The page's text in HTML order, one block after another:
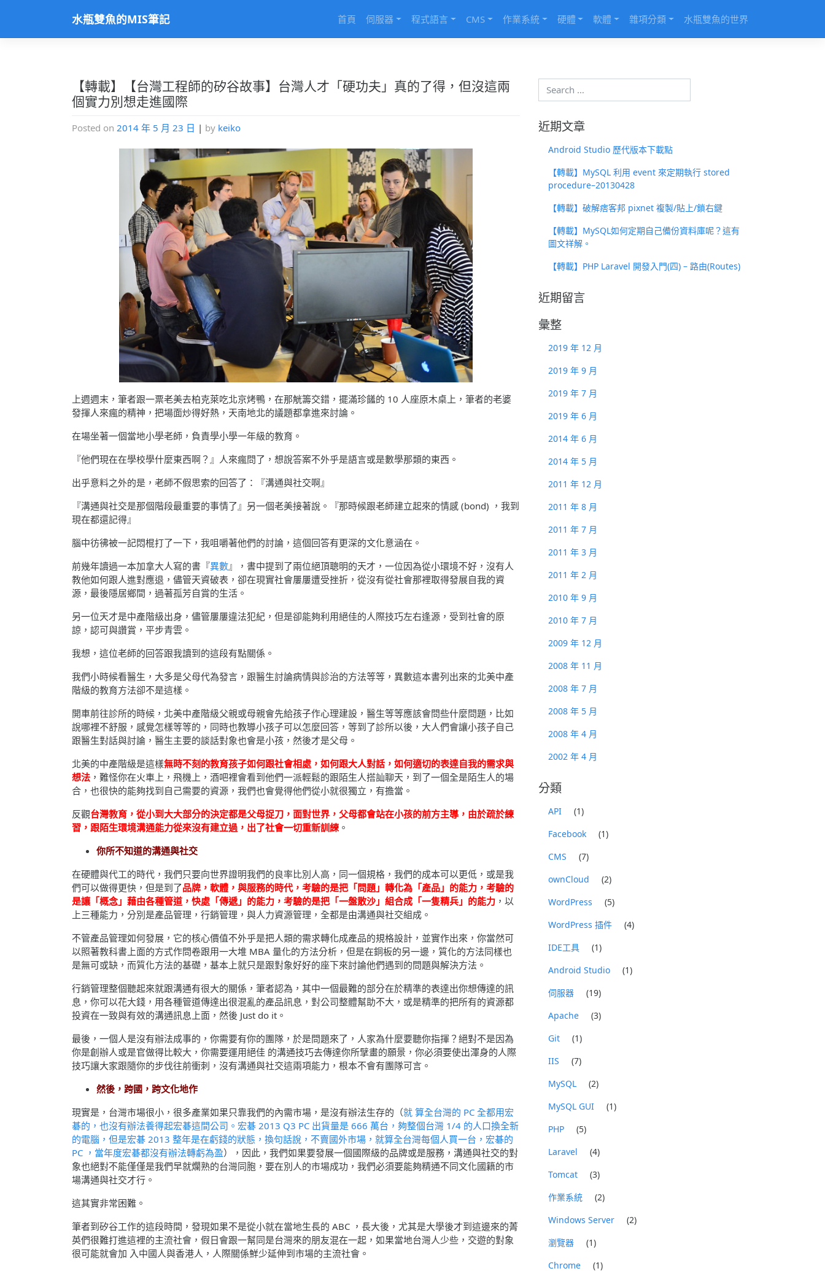
水瓶雙魚的MIS筆記 首頁 伺服器 程式語言 CMS 作業系統 硬體 軟體 雜項分類 水瓶雙魚的世界
【轉載】【台灣工程師的矽谷故事】台灣人才「硬功夫」真的了得，但沒這兩
個實力別想走進國際
Posted on 2014 年 5 月 23 日 | by keiko
上週週末，筆者跟一票老美去柏克萊吃北京烤鴨，在那觥籌交錯，擺滿珍饈的 10 人座原木桌上，筆者的老婆
發揮人來瘋的精神，把場面炒得好熱，天南地北的議題都拿進來討論。
在場坐著一個當地小學老師，負責學小學一年級的教育。
『他們現在在學校學什麼東西啊？』人來瘋問了，想說答案不外乎是語言或是數學那類的東西。
出乎意料之外的是，老師不假思索的回答了：『溝通與社交啊』
『溝通與社交是那個階段最重要的事情了』另一個老美接著說。『那時候跟老師建立起來的情感 (bond) ，我到
現在都還記得』
腦中彷彿被一記悶棍打了一下，我咀嚼著他們的討論，這個回答有更深的文化意涵在。
前幾年讀過一本加拿大人寫的書『異數』，書中提到了兩位絕頂聰明的天才，一位因為從小環境不好，沒有人
教他如何跟人進對應退，儘管天資破表，卻在現實社會屢屢遭受挫折，從沒有從社會那裡取得發展自我的資
源，最後隱居鄉間，過著孤芳自賞的生活。
另一位天才是中產階級出身，儘管屢屢違法犯紀，但是卻能夠利用絕佳的人際技巧左右逢源，受到社會的原
諒，認可與讚賞，平步青雲。
我想，這位老師的回答跟我讀到的這段有點關係。
我們小時候看醫生，大多是父母代為發言，跟醫生討論病情與診治的方法等等，異數這本書列出來的北美中產
階級的教育方法卻不是這樣。
開車前往診所的時候，北美中產階級父親或母親會先給孩子作心理建設，醫生等等應該會問些什麼問題，比如
說哪裡不舒服，感覺怎樣等等的，同時也教導小孩子可以怎麼回答，等到了診所以後，大人們會讓小孩子自己
跟醫生對話與討論，醫生主要的談話對象也會是小孩，然後才是父母。
北美的中產階級是這樣無時不刻的教育孩子如何跟社會相處，如何跟大人對話，如何適切的表達自我的需求與
想法 ，難怪你在火車上，飛機上，酒吧裡會看到他們一派輕鬆的跟陌生人搭訕聊天，到了一個全是陌生人的場
合，也很快的能夠找到自己需要的資源，我們也會覺得他們從小就很獨立，有擔當。
反觀台灣教育，從小到大大部分的決定都是父母捉刀，面對世界，父母都會站在小孩的前方主導，由於疏於練
習，跟陌生環境溝通能力從來沒有建立過，出了社會一切重新訓練 。
你所不知道的溝通與社交
在硬體與代工的時代，我們只要向世界證明我們的良率比別人高，同一個規格，我們的成本可以更低，或是我
們可以做得更快，但是到了品牌，軟體，與服務的時代，考驗的是把「問題」轉化為「產品」的能力，考驗的
是讓「概念」藉由各種管道，快處「傳遞」的能力，考驗的是把「一盤散沙」組合成「一隻精兵」的能力 ，以
上三種能力，分別是產品管理，行銷管理，與人力資源管理，全都是由溝通與社交組成。
不管產品管理如何發展，它的核心價值不外乎是把人類的需求轉化成產品的規格設計，並實作出來，你當然可
以照著教科書上面的方式作問卷跟用一大堆 MBA 量化的方法分析，但是在銅板的另一邊，質化的方法同樣也
是無可或缺，而質化方法的基礎，基本上就只是跟對象好好的座下來討論他們遇到的問題與解決方法。
行銷管理整個聽起來就跟溝通有很大的關係，筆者認為，其中一個最難的部分在於精準的表達出你想傳達的訊
息，你可以花大錢，用各種管道傳達出很混亂的產品訊息，對公司整體幫助不大，或是精準的把所有的資源都
投資在一致與有效的溝通訊息上面，然後 Just do it。
最後，一個人是沒有辦法成事的，你需要有你的團隊，於是問題來了，人家為什麼要聽你指揮？絕對不是因為
你是創辦人或是官做得比較大，你需要運用絕佳 的溝通技巧去傳達你所擘畫的願景，你必須要使出渾身的人際
技巧讓大家跟隨你的步伐往前衝刺，沒有溝通與社交這兩項能力，根本不會有團隊可言。
然後，跨國，跨文化地作
現實是，台灣市場很小，很多產業如果只靠我們的內需市場，是沒有辦法生存的（就 算全台灣的 PC 全都用宏
碁的，也沒有辦法養得起宏碁這間公司。宏碁 2013 Q3 PC 出貨量是 666 萬台，夠整個台灣 1/4 的人口換全新
的電腦，但是宏碁 2013 整年是在虧錢的狀態，換句話說，不賣國外市場，就算全台灣每個人買一台，宏碁的
PC ，當年度宏碁都沒有辦法轉虧為盈），因此，我們如果要發展一個國際級的品牌或是服務，溝通與社交的對
象也絕對不能僅僅是我們早就爛熟的台灣同胞，要在別人的市場成功，我們必須要能夠精通不同文化國籍的市
場溝通與社交才行。
這其實非常困難。
筆者到矽谷工作的這段時間，發現如果不是從小就在當地生長的 ABC ，長大後，尤其是大學後才到這邊來的菁
英們很難打進這裡的主流社會，假日會跟一幫同是台灣來的朋友混在一起，如果當地台灣人少些，交遊的對象
很可能就會加 入中國人與香港人，人際關係鮮少延伸到市場的主流社會。
近期文章
Android Studio 歷代版本下載點
【轉載】MySQL 利用 event 來定期執行 stored
procedure–20130428
【轉載】破解痞客邦 pixnet 複製/貼上/鎖右鍵
【轉載】MySQL如何定期自己備份資料庫呢？這有
圖文祥解。
【轉載】PHP Laravel 開發入門(四) – 路由(Routes)
近期留言
彙整
2019 年 12 月
2019 年 9 月
2019 年 7 月
2019 年 6 月
2014 年 6 月
2014 年 5 月
2011 年 12 月
2011 年 8 月
2011 年 7 月
2011 年 3 月
2011 年 2 月
2010 年 9 月
2010 年 7 月
2009 年 12 月
2008 年 11 月
2008 年 7 月
2008 年 5 月
2008 年 4 月
2002 年 4 月
分類
API
(1)
Facebook
(1)
CMS
(7)
ownCloud
(2)
WordPress
(5)
WordPress 插件
(4)
IDE工具
(1)
Android Studio
(1)
伺服器
(19)
Apache
(3)
Git
(1)
IIS
(7)
MySQL
(2)
MySQL GUI
(1)
PHP
(5)
Laravel
(4)
Tomcat
(3)
作業系統
(2)
Windows Server
(2)
瀏覽器
(1)
Chrome
(1)